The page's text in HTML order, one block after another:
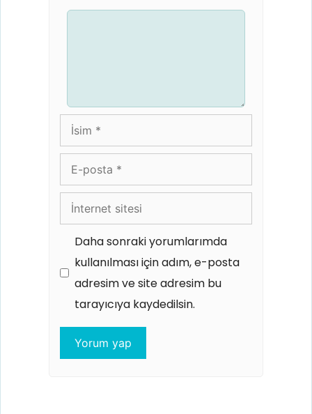
İsim
posta
İnternet
sitesi
Daha sonraki yorumlarımda
kullanılması için adım, e-posta
adresim ve site adresim bu
tarayıcıya kaydedilsin.